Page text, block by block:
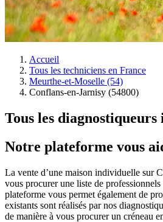
Accueil
Tous les techniciens en France
Meurthe-et-Moselle (54)
Conflans-en-Jarnisy (54800)
Tous les
Notre plateforme vous
La vente d’une maison individuelle sur
vous procurer une liste de
plateforme vous permet également de
existants sont réalisés par nos
de manière à vous procurer un créneau